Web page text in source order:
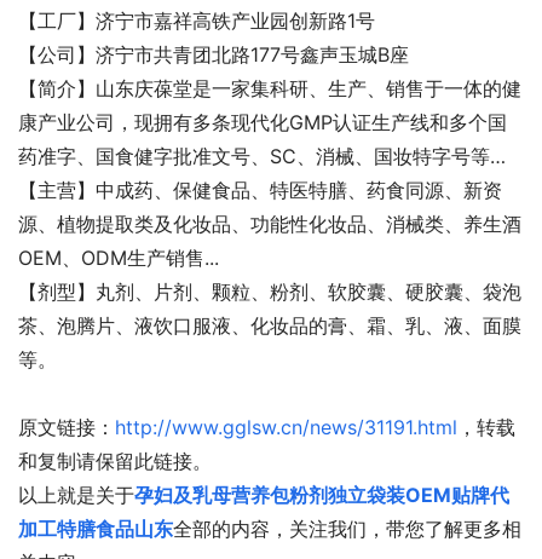
【工厂】济宁市嘉祥高铁产业园创新路1号
【公司】济宁市共青团北路177号鑫声玉城B座
【简介】山东庆葆堂是一家集科研、生产、销售于一体的健
康产业公司，现拥有多条现代化GMP认证生产线和多个国
药准字、国食健字批准文号、SC、消械、国妆特字号等…
【主营】中成药、保健食品、特医特膳、药食同源、新资
源、植物提取类及化妆品、功能性化妆品、消械类、养生酒
OEM、ODM生产销售...
【剂型】丸剂、片剂、颗粒、粉剂、软胶囊、硬胶囊、袋泡
茶、泡腾片、液饮口服液、化妆品的膏、霜、乳、液、面膜
等。
原文链接： http://www.gglsw.cn/news/31191.html ，转载
和复制请保留此链接。
以上就是关于孕妇及乳母营养包粉剂独立袋装OEM贴牌代
加工特膳食品山东全部的内容，关注我们，带您了解更多相